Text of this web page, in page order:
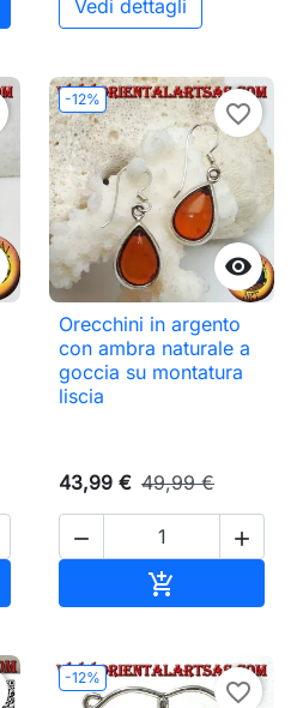
Vedi dettagli
-12%

favorite_border
Orecchini in argento
con ambra naturale a
goccia su montatura
liscia
43,99 € 49,99 €
 

-12%
favorite_border